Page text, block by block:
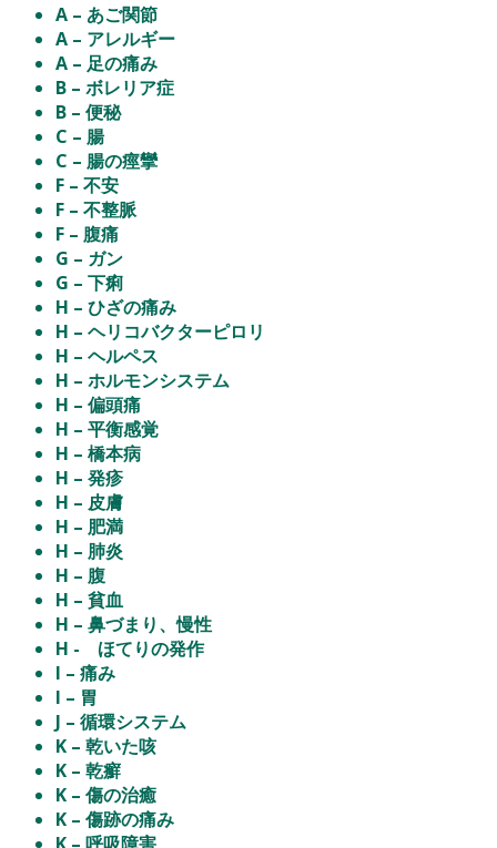
A – あご関節
A – アレルギー
A – 足の痛み
B – ボレリア症
B – 便秘
C – 腸
C – 腸の痙攣
F – 不安
F – 不整脈
F – 腹痛
G – ガン
G – 下痢
H – ひざの痛み
H – ヘリコバクターピロリ
H – ヘルペス
H – ホルモンシステム
H – 偏頭痛
H – 平衡感覚
H – 橋本病
H – 発疹
H – 皮膚
H – 肥満
H – 肺炎
H – 腹
H – 貧血
H – 鼻づまり、慢性
H - ほてりの発作
I – 痛み
I – 胃
J – 循環システム
K – 乾いた咳
K – 乾癬
K – 傷の治癒
K – 傷跡の痛み
K – 呼吸障害